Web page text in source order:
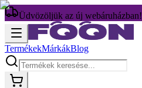
Üdvözöljük az új webáruházban!
TermékekMárkákBlog